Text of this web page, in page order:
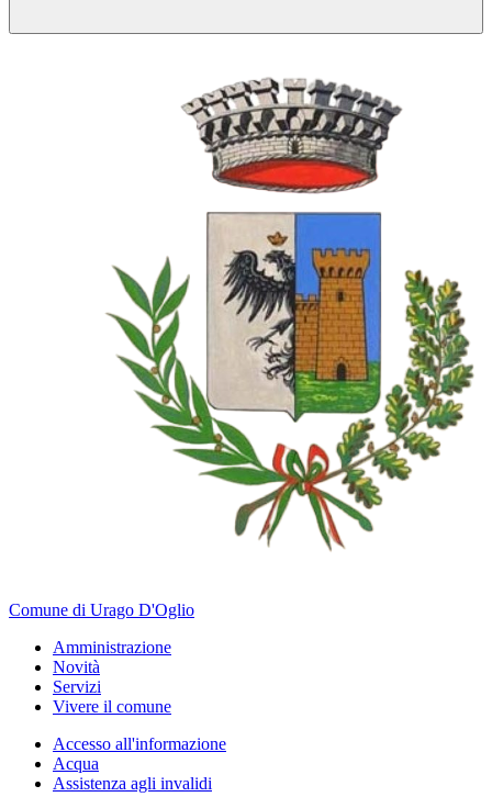
Comune di Urago D'Oglio
Amministrazione
Novità
Servizi
Vivere il comune
Accesso all'informazione
Acqua
Assistenza agli invalidi